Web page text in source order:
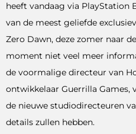
heeft vandaag via PlayStation
van de meest geliefde
Zero Dawn, deze zomer naar
moment niet veel meer
de voormalige directeur van
ontwikkelaar Guerrilla
de nieuwe studiodirecteuren
details zullen hebben.